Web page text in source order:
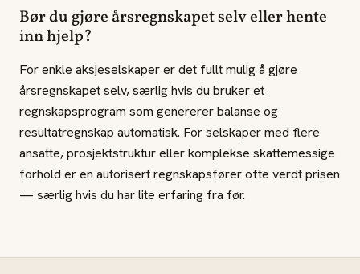
Bør du gjøre årsregnskapet selv eller hente
inn hjelp?
For enkle aksjeselskaper er det fullt mulig å gjøre
årsregnskapet selv, særlig hvis du bruker et
regnskapsprogram som genererer balanse og
resultatregnskap automatisk. For selskaper med flere
ansatte, prosjektstruktur eller komplekse skattemessige
forhold er en autorisert regnskapsfører ofte verdt prisen
— særlig hvis du har lite erfaring fra før.